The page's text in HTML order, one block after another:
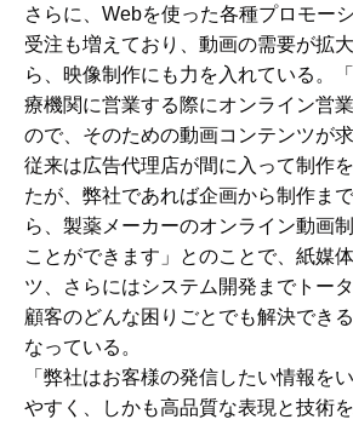
さらに、Webを使った各種プロモー
受注も増えており、動画の需要が拡
ら、映像制作にも力を入れている。
療機関に営業する際にオンライン営
ので、そのための動画コンテンツが
従来は広告代理店が間に入って制作
たが、弊社であれば企画から制作ま
ら、製薬メーカーのオンライン動画
ことができます」とのことで、紙媒
ツ、さらにはシステム開発までトー
顧客のどんな困りごとでも解決でき
なっている。
「弊社はお客様の発信したい情報を
やすく、しかも高品質な表現と技術